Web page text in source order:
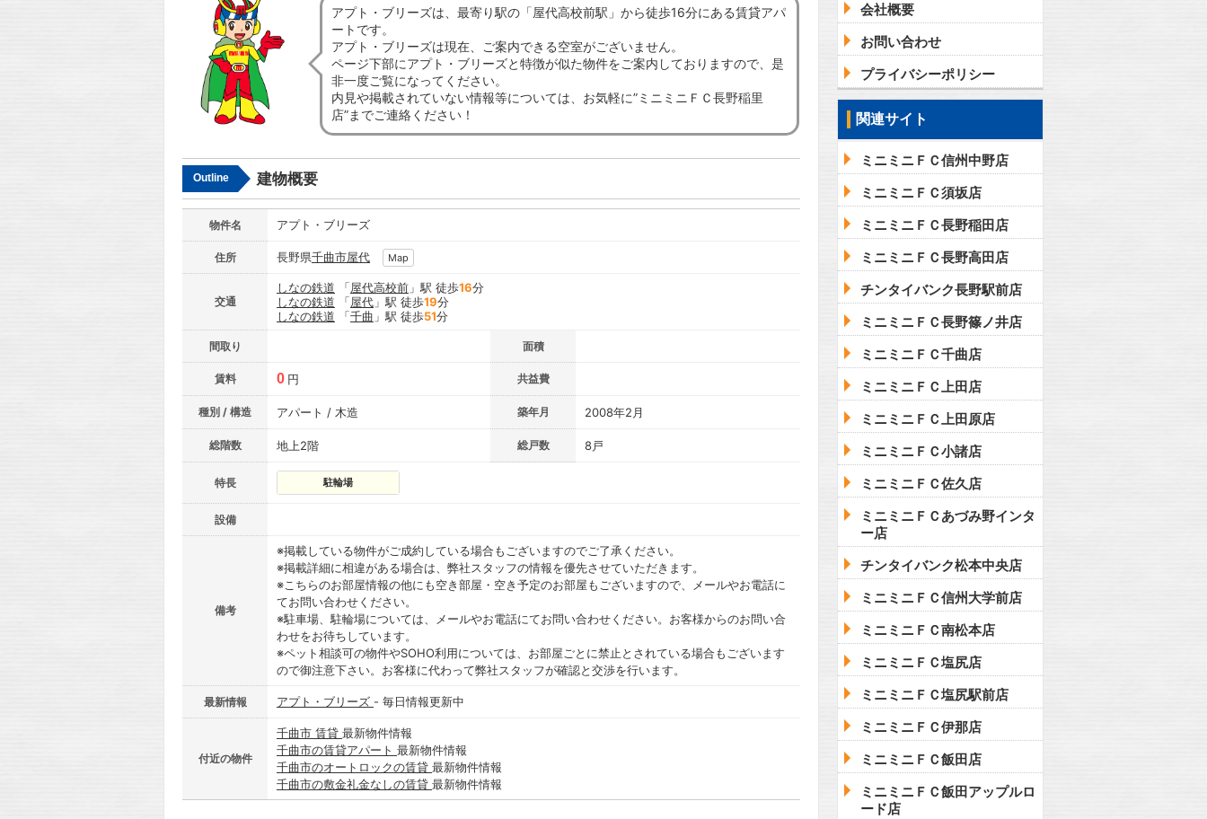
アプト・ブリーズは、最寄り駅の「屋代高校前駅」から徒歩16分にある賃貸アパ
ートです。
アプト・ブリーズは現在、ご案内できる空室がございません。
ページ下部にアプト・ブリーズと特徴が似た物件をご案内しておりますので、是
非一度ご覧になってください。
内見や掲載されていない情報等については、お気軽に”ミニミニＦＣ長野稲里
店”までご連絡ください！
Outline 建物概要
物件名 アプト・ブリーズ
住所 長野県千曲市屋代 Map
交通
しなの鉄道 「屋代高校前 」駅 徒歩16分
しなの鉄道 「屋代 」駅 徒歩19分
しなの鉄道 「千曲 」駅 徒歩51分
間取り 面積
賃料 0 円 共益費
種別 / 構造 アパート / 木造 築年月 2008年2月
総階数 地上2階 総戸数 8戸
特長 駐輪場
設備
備考
※掲載している物件がご成約している場合もございますのでご了承ください。
※掲載詳細に相違がある場合は、弊社スタッフの情報を優先させていただきます。
※こちらのお部屋情報の他にも空き部屋・空き予定のお部屋もございますので、メールやお電話に
てお問い合わせください。
※駐車場、駐輪場については、メールやお電話にてお問い合わせください。お客様からのお問い合
わせをお待ちしています。
※ペット相談可の物件やSOHO利用については、お部屋ごとに禁止とされている場合もございます
ので御注意下さい。お客様に代わって弊社スタッフが確認と交渉を行います。
最新情報 アプト・ブリーズ - 毎日情報更新中
付近の物件
千曲市 賃貸 最新物件情報
千曲市の賃貸アパート 最新物件情報
千曲市のオートロックの賃貸 最新物件情報
千曲市の敷金礼金なしの賃貸 最新物件情報
会社概要
お問い合わせ
プライバシーポリシー
関連サイト
ミニミニＦＣ信州中野店
ミニミニＦＣ須坂店
ミニミニＦＣ長野稲田店
ミニミニＦＣ長野高田店
チンタイバンク長野駅前店
ミニミニＦＣ長野篠ノ井店
ミニミニＦＣ千曲店
ミニミニＦＣ上田店
ミニミニＦＣ上田原店
ミニミニＦＣ小諸店
ミニミニＦＣ佐久店
ミニミニＦＣあづみ野インタ
ー店
チンタイバンク松本中央店
ミニミニＦＣ信州大学前店
ミニミニＦＣ南松本店
ミニミニＦＣ塩尻店
ミニミニＦＣ塩尻駅前店
ミニミニＦＣ伊那店
ミニミニＦＣ飯田店
ミニミニＦＣ飯田アップルロ
ード店